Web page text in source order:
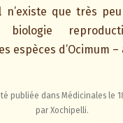
n’existe que très peu
espèces d’Ocimum –
publiée dans Médicinales le
par Xochipelli.